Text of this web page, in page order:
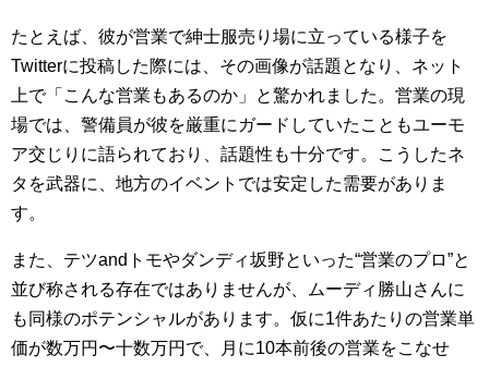
たとえば、彼が営業で紳士服売り場に立っている様子を
Twitterに投稿した際には、その画像が話題となり、ネット
上で「こんな営業もあるのか」と驚かれました。営業の現
場では、警備員が彼を厳重にガードしていたこともユーモ
ア交じりに語られており、話題性も十分です。こうしたネ
タを武器に、地方のイベントでは安定した需要がありま
す。
また、テツandトモやダンディ坂野といった“営業のプロ”と
並び称される存在ではありませんが、ムーディ勝山さんに
も同様のポテンシャルがあります。仮に1件あたりの営業単
価が数万円〜十数万円で、月に10本前後の営業をこなせ